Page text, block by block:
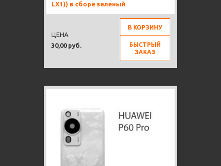
LX1)) в сборе зеленый
30,00 руб.
ЦЕНА
В КОРЗИНУ
БЫСТРЫЙ
ЗАКАЗ